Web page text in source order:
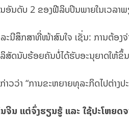
ນອັນດັບ 2 ຂອງຟີລິບປິນພາຍໃນເວລ
ະນີສຶກສາທີ່ໜ້າສົນໃຈ ເຊັ່ນ: ການຕ້ອງ
ສັດນັບຮ້ອຍຄັນບໍ່ໄດ້ຮັບອະນຸຍາດໃຫ້ຂຶ້
າວວ່າ “ການຂະຫຍາຍທຸລະກິດໄປຕ່
ຈີນ ແຕ່ຈົ່ງຮຽນຮູ້ ແລະ ໃຊ້ປະໂຫຍດຈ